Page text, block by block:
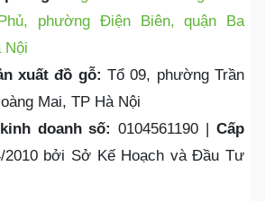
phường Điện Biên, quận Ba
Nội
xuất đồ gỗ: Tổ 09, phường Trần
Mai, TP Hà Nội
doanh số:0104561190 |Cấp
2010 bởi Sở Kế Hoạch và Đầu Tư